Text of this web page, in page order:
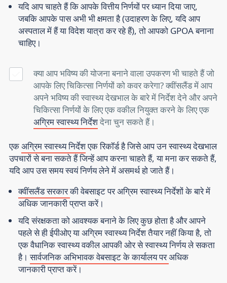
यदि आप चाहते हैं कि आपके वित्तीय निर्णयों पर ध्यान दिया जाए,
जबकि आपके पास अभी भी क्षमता है (उदाहरण के लिए, यदि आप
अस्पताल में हैं या विदेश यात्रा कर रहे हैं), तो आपको GPOA बनाना
चाहिए।
क्या आप भविष्य की योजना बनाने वाला उपकरण भी चाहते हैं जो
आपके लिए चिकित्सा निर्णयों को कवर करेगा? क्वींसलैंड में आप
अपने भविष्य की स्वास्थ्य देखभाल के बारे में निर्देश देने और अपने
चिकित्सा निर्णयों के लिए एक वकील नियुक्त करने के लिएएक
अग्रिम स्वास्थ्य निर्देशदेना चुन सकते हैं।
एकअग्रिम स्वास्थ्य निर्देशएक रिकॉर्ड है जिसे आप उन स्वास्थ्य देखभाल
उपचारों से बना सकते हैं जिन्हें आप करना चाहते हैं, या मना कर सकते हैं,
यदि आप उस समय स्वयं निर्णय लेने में असमर्थ हो जाते हैं।
क्वींसलैंड सरकारकी वेबसाइट पर अग्रिम स्वास्थ्य निर्देशों के बारे में
अधिक जानकारी प्राप्त करें।
यदि संरक्षकता को आवश्यक बनाने के लिए कुछ होता है और आपने
पहले से ही ईपीओए या अग्रिम स्वास्थ्य निर्देश तैयार नहीं किया है, तो
एक वैधानिक स्वास्थ्य वकील आपकी ओर से स्वास्थ्य निर्णय ले सकता
है।सार्वजनिक अभिभावक वेबसाइट के कार्यालय परअधिक
जानकारी प्राप्त करें।